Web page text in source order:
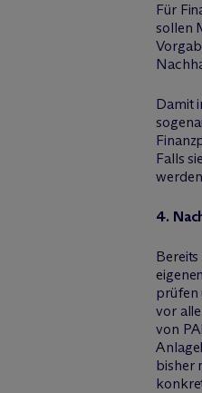
Für
sollen
Damit
Falls
4.
prüfen
vor
von
bisher